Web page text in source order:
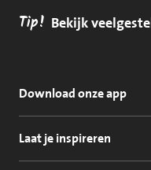
Tip! Bekijk
Download onze app
Laat je inspireren